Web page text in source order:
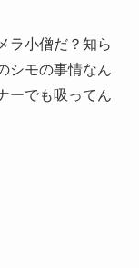
ラ小僧だ？知ら
シモの事情なん
ーでも吸ってん